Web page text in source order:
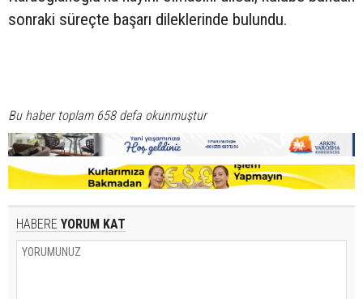
sonraki süreçte başarı dileklerinde bulundu.
Bu haber toplam 658 defa okunmuştur
HABERE YORUM KAT